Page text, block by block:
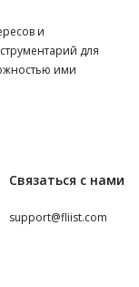
и
для
ими
Связаться с нами
support@fliist.com